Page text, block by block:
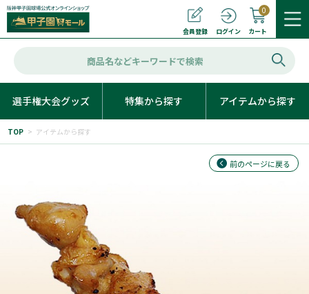
会員登録 ログイン カート
0
選手権大会グッズ 特集から探す アイテムから探す
TOP > アイテムから探す
前のページに戻る